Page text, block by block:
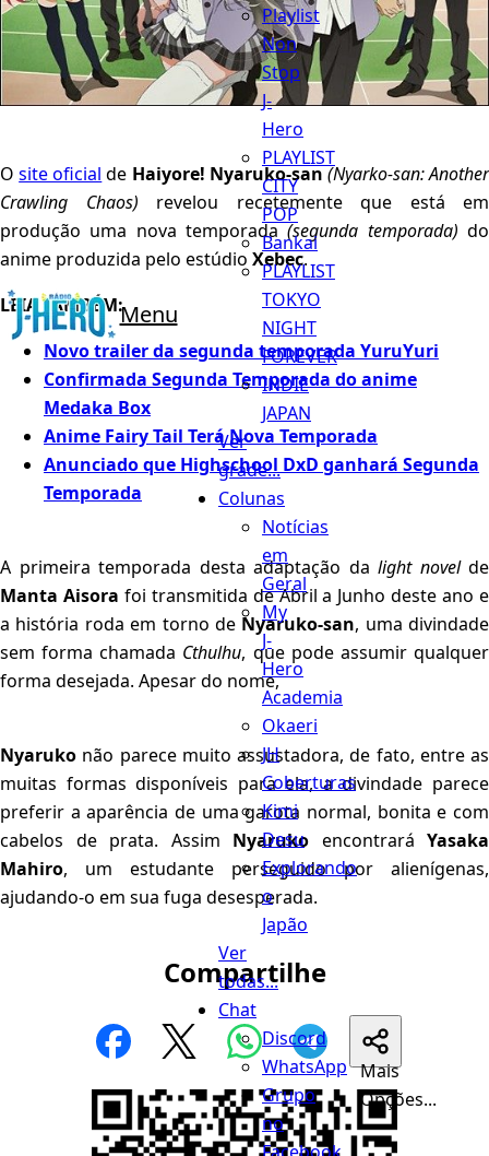
Menu
Playlist
Non
Stop
J-
Hero
PLAYLIST
CITY
POP
Bankai
PLAYLIST
TOKYO
NIGHT
FOREVER
INDIE
JAPAN
Ver
grade...
Colunas
Notícias
em
Geral
My
J-
Hero
Academia
Okaeri
JH
Coberturas
Kimi
Desu
Explorando
o
Japão
Ver
todas...
Chat
Discord
WhatsApp
Grupo
no
Osite oficial de Haiyore! Nyaruko-san(Nyarko-san: Another
Crawling Chaos) revelou recetemente que está em
produção uma nova temporada(segunda temporada) do
anime produzida pelo estúdio Xebec.
LEIA TAMBÉM:
Novo trailer da segunda temporada YuruYuri
Confirmada Segunda Temporada do anime
Medaka Box
Anime Fairy Tail Terá Nova Temporada
Anunciado que Highschool DxD ganhará Segunda
Temporada
A primeira temporada desta adaptação da light novel de
Manta Aisora foi transmitida de Abril a Junho deste ano e
a história roda em torno de Nyaruko-san, uma divindade
sem forma chamada Cthulhu, que pode assumir qualquer
forma desejada. Apesar do nome,
Nyaruko não parece muito assustadora, de fato, entre as
muitas formas disponíveis para ela, a divindade parece
preferir a aparência de uma garota normal, bonita e com
cabelos de prata. Assim Nyaruko encontrará Yasaka
Mahiro, um estudante perseguido por alienígenas,
ajudando-o em sua fuga desesperada.
Compartilhe
Mais
Opções...